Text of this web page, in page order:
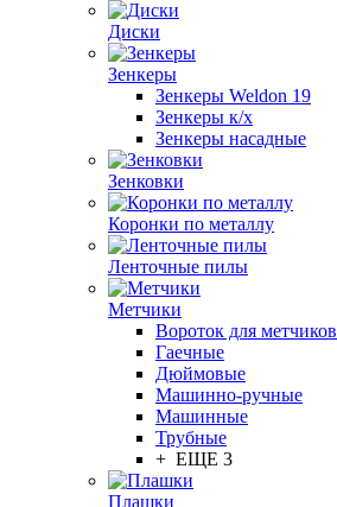
Диски
Зенкеры
Зенкеры Weldon 19
Зенкеры к/х
Зенкеры насадные
Зенковки
Коронки по металлу
Ленточные пилы
Метчики
Вороток для метчиков
Гаечные
Дюймовые
Машинно-ручные
Машинные
Трубные
+ ЕЩЕ 3
Плашки